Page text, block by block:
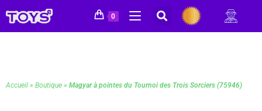
0
Accueil » Boutique » Magyar à pointes du Tournoi des Trois Sorciers (75946)